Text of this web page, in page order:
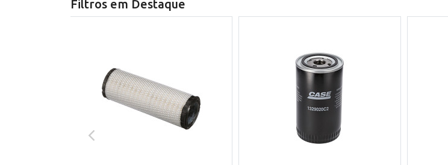
Filtros em Destaque